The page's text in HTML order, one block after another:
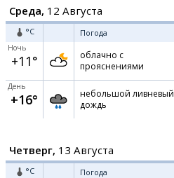
Среда, 12 Августа
°C Погода
Ночь
+11°
облачно с
прояснениями
День
+16°
небольшой ливневый
дождь
Четверг, 13 Августа
°C Погода